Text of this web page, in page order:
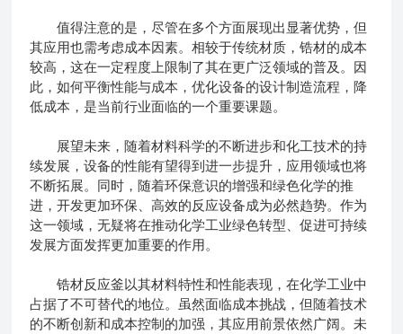
值得注意的是，尽管在多个方面展现出显著优势，但
其应用也需考虑成本因素。相较于传统材质，锆材的成本
较高，这在一定程度上限制了其在更广泛领域的普及。因
此，如何平衡性能与成本，优化设备的设计制造流程，降
低成本，是当前行业面临的一个重要课题。
展望未来，随着材料科学的不断进步和化工技术的持
续发展，设备的性能有望得到进一步提升，应用领域也将
不断拓展。同时，随着环保意识的增强和绿色化学的推
进，开发更加环保、高效的反应设备成为必然趋势。作为
这一领域，无疑将在推动化学工业绿色转型、促进可持续
发展方面发挥更加重要的作用。
锆材反应釜以其材料特性和性能表现，在化学工业中
占据了不可替代的地位。虽然面临成本挑战，但随着技术
的不断创新和成本控制的加强，其应用前景依然广阔。未